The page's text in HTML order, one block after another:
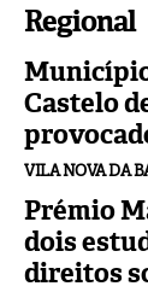
Regional
Castelo
VILA NOVA DA
Prémio
dois
direitos